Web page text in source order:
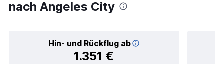
nach Angeles City
Hin- und Rückflug ab
1.351 €